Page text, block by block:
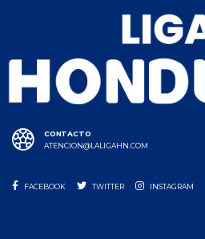
CONTACTO
ATENCION@LALIGAHN.COM
FACEBOOK TWITTER INSTAGRAM